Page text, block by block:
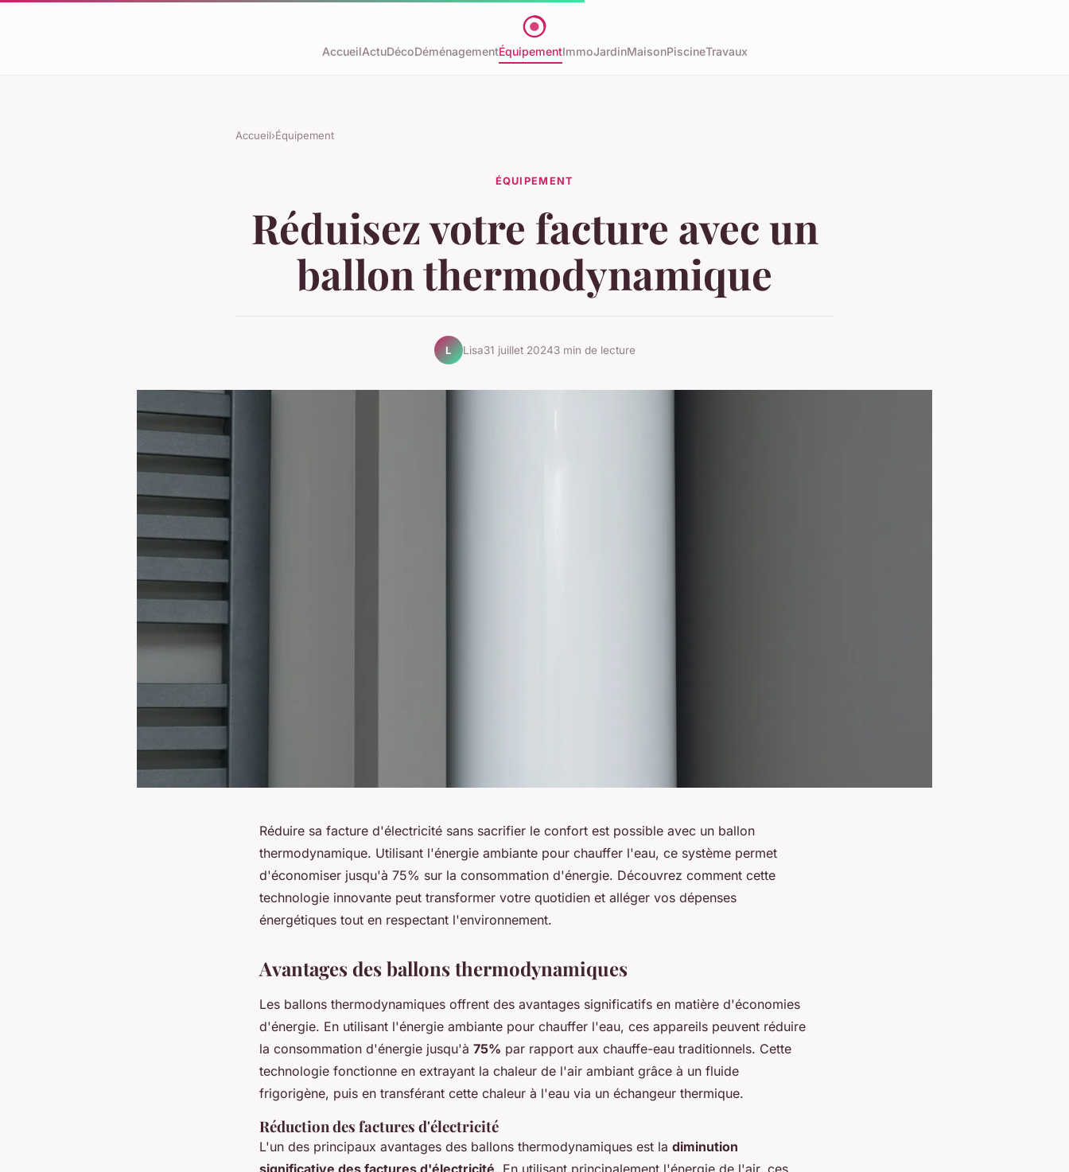
AccueilActuDécoDéménagementÉquipementImmoJardinMaisonPiscineTravaux
Accueil›Équipement
ÉQUIPEMENT
Réduisez votre facture avec un
ballon thermodynamique
L Lisa31 juillet 20243 min de lecture
Réduire sa facture d'électricité sans sacrifier le confort est possible avec un ballon
thermodynamique. Utilisant l'énergie ambiante pour chauffer l'eau, ce système permet
d'économiser jusqu'à 75% sur la consommation d'énergie. Découvrez comment cette
technologie innovante peut transformer votre quotidien et alléger vos dépenses
énergétiques tout en respectant l'environnement.
Avantages des ballons thermodynamiques
Les ballons thermodynamiques offrent des avantages significatifs en matière d'économies
d'énergie. En utilisant l'énergie ambiante pour chauffer l'eau, ces appareils peuvent réduire
la consommation d'énergie jusqu'à 75% par rapport aux chauffe-eau traditionnels. Cette
technologie fonctionne en extrayant la chaleur de l'air ambiant grâce à un fluide
frigorigène, puis en transférant cette chaleur à l'eau via un échangeur thermique.
Réduction des factures d'électricité
L'un des principaux avantages des ballons thermodynamiques est la diminution